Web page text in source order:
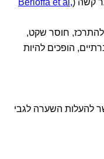
קשה (Berloffa et al,
חוסר שקט,
הופכים להיות
להעלות השערה לגבי